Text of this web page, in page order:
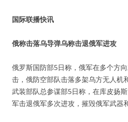
国际联播快讯
俄称击落乌导弹乌称击退俄军进攻
俄罗斯国防部5日称，俄军在多个方
击，俄防空部队击落多架乌方无人机
武装部队总参谋部5日称，在库皮扬
军击退俄军多次进攻，摧毁俄军武器